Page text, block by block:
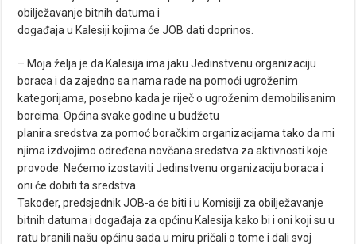
obilježavanje bitnih datuma i
događaja u Kalesiji kojima će JOB dati doprinos.
– Moja želja je da Kalesija ima jaku Jedinstvenu organizaciju
boraca i da zajedno sa nama rade na pomoći ugroženim
kategorijama, posebno kada je riječ o ugroženim demobilisanim
borcima. Općina svake godine u budžetu
planira sredstva za pomoć boračkim organizacijama tako da mi
njima izdvojimo određena novčana sredstva za aktivnosti koje
provode. Nećemo izostaviti Jedinstvenu organizaciju boraca i
oni će dobiti ta sredstva.
Također, predsjednik JOB-a će biti i u Komisiji za obilježavanje
bitnih datuma i događaja za općinu Kalesija kako bi i oni koji su u
ratu branili našu općinu sada u miru pričali o tome i dali svoj